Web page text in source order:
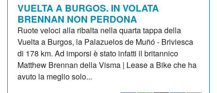
VUELTA A BURGOS. IN VOLATA
BRENNAN NON PERDONA
Ruote veloci alla ribalta nella quarta tappa della
Vuelta a Burgos, la Palazuelos de Muñó - Briviesca
di 178 km. Ad imporsi è stato infatti il britannico
Matthew Brennan della Visma | Lease a Bike che ha
avuto la meglio solo...